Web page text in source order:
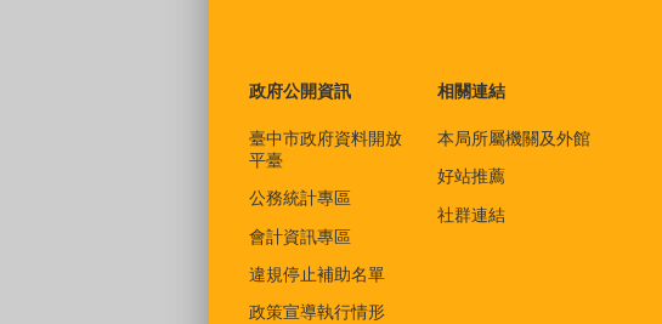
政府公開資訊
臺中市政府資料開放
平臺
公務統計專區
會計資訊專區
違規停止補助名單
政策宣導執行情形
相關連結
本局所屬機關及外館
好站推薦
社群連結